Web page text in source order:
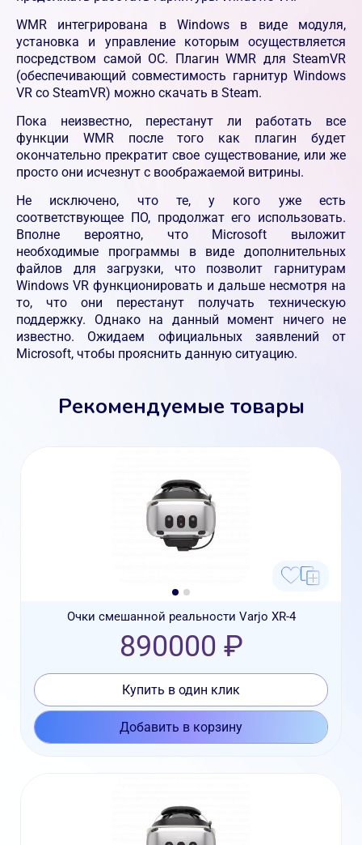
WMR интегрирована в Windows в виде модуля,
установка и управление которым осуществляется
посредством самой ОС. Плагин WMR для SteamVR
(обеспечивающий совместимость гарнитур Windows
VR со SteamVR) можно скачать в Steam.
Пока неизвестно, перестанут ли работать все
функции WMR после того как плагин будет
окончательно прекратит свое существование, или же
просто они исчезнут с воображаемой витрины.
Не исключено, что те, у кого уже есть
соответствующее ПО, продолжат его использовать.
Вполне вероятно, что Microsoft выложит
необходимые программы в виде дополнительных
файлов для загрузки, что позволит гарнитурам
Windows VR функционировать и дальше несмотря на
то, что они перестанут получать техническую
поддержку. Однако на данный момент ничего не
известно. Ожидаем официальных заявлений от
Microsoft, чтобы прояснить данную ситуацию.
Рекомендуемые товары
Очки смешанной реальности Varjo XR-4
890000 ₽
Купить в один клик
Добавить в корзину